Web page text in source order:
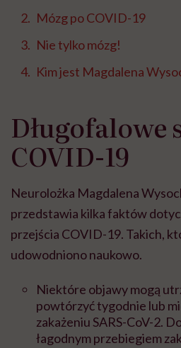
Mózg po COVID-19
Nie tylko mózg!
Kim jest Magdalena
Długofalowe
COVID-19
Neurolożka Magdalena
przedstawia kilka faktów
przejścia COVID-19. Takich,
udowodniono naukowo.
Niektóre objawy mogą
powtórzyć tygodnie lub
zakażeniu SARS-CoV-2.
łagodnym przebiegiem